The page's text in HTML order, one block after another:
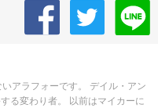
アラフォーです。 デイル・アン
る変わり者。 以前はマイカーに